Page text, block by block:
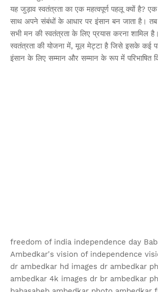
यह जुड़ाव स्वतंत्रता का एक महत्वपूर्ण पहलू क्यों है?
साथ अपने संबंधों के आधार पर इंसान बन जाता है। तब
सभी मन की स्वतंत्रता के लिए प्रयास करना शामिल
स्वतंत्रता की योजना में, मूल मेट्टा है जिसे इसके कई
इंसान के लिए सम्मान और सम्मान के रूप में परिभाषित
freedom of india independence day
Ambedkar's vision of independence
dr ambedkar hd images dr ambedkar
ambedkar 4k images dr br ambedkar